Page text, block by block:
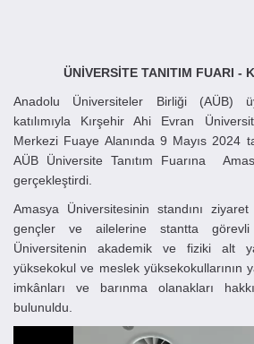
ÜNİVERSİTE TANITIM FUARI -
Anadolu Üniversiteler Birliği (AÜB)
katılımıyla Kırşehir Ahi Evran
Merkezi Fuaye Alanında 9 Mayıs 2024
AÜB Üniversite Tanıtım Fuarına
gerçekleştirdi.
Amasya Üniversitesinin standını
gençler ve ailelerine stantta görevli
Üniversitenin akademik ve fiziki alt
yüksekokul ve meslek yüksekokullarının
imkânları ve barınma olanakları
bulunuldu.